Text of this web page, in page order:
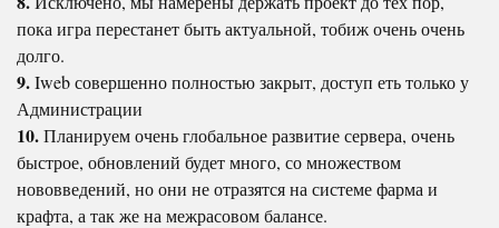
пока игра перестанет быть актуальной, тобиж очень очень
долго.
9.Iweb совершенно полностью закрыт, доступ еть только у
Администрации
10.Планируем очень глобальное развитие сервера, очень
быстрое, обновлений будет много, со множеством
нововведений, но они не отразятся на системе фарма и
крафта, а так же на межрасовом балансе.